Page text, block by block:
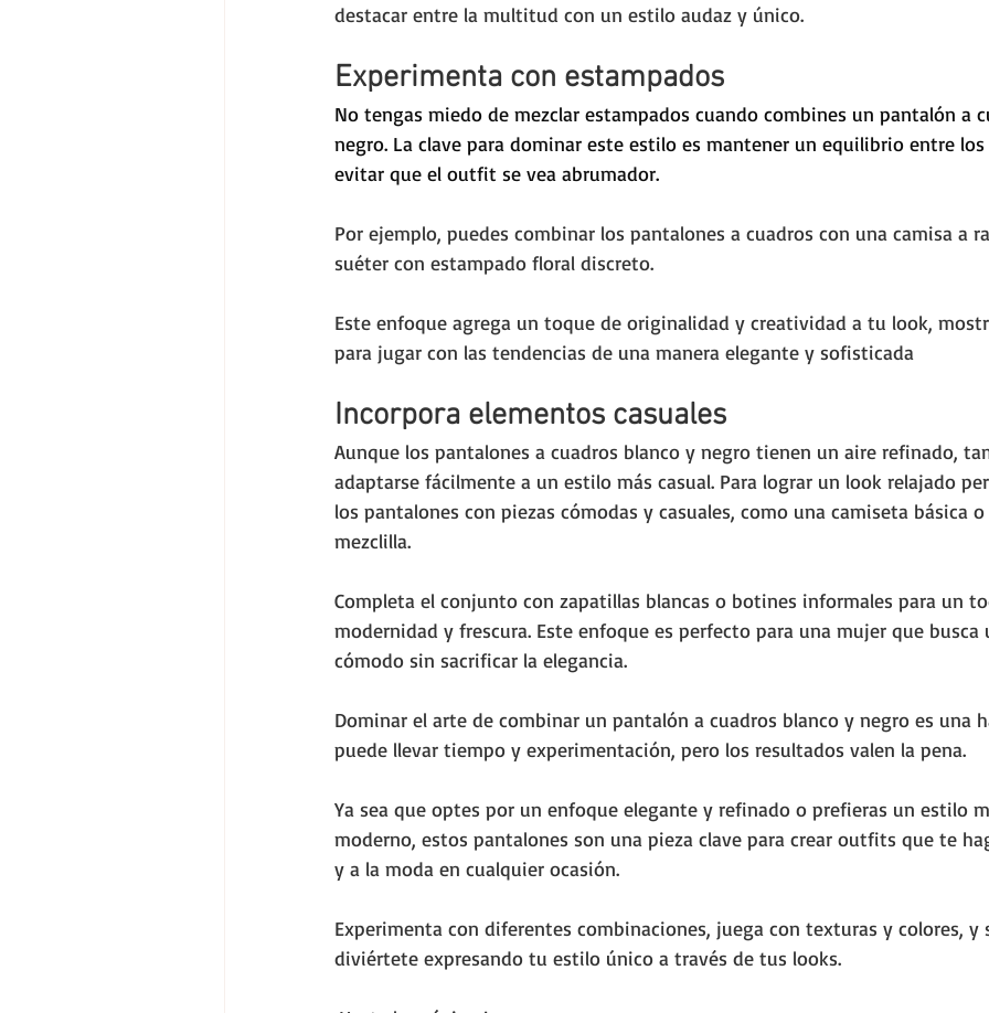
destacar entre la multitud con un estilo audaz y único.
Experimenta con estampados
No tengas miedo de mezclar estampados cuando combines un pantalón a
negro. La clave para dominar este estilo es mantener un equilibrio entre
evitar que el outfit se vea abrumador.
Por ejemplo, puedes combinar los pantalones a cuadros con una camisa a
suéter con estampado floral discreto.
Este enfoque agrega un toque de originalidad y creatividad a tu look,
para jugar con las tendencias de una manera elegante y sofisticada
Incorpora elementos casuales
Aunque los pantalones a cuadros blanco y negro tienen un aire refinado,
adaptarse fácilmente a un estilo más casual. Para lograr un look relajado
los pantalones con piezas cómodas y casuales, como una camiseta básica
mezclilla.
Completa el conjunto con zapatillas blancas o botines informales para un
modernidad y frescura. Este enfoque es perfecto para una mujer que
cómodo sin sacrificar la elegancia.
Dominar el arte de combinar un pantalón a cuadros blanco y negro es una
puede llevar tiempo y experimentación, pero los resultados valen la pena.
Ya sea que optes por un enfoque elegante y refinado o prefieras un estilo
moderno, estos pantalones son una pieza clave para crear outfits que te
y a la moda en cualquier ocasión.
Experimenta con diferentes combinaciones, juega con texturas y colores,
diviértete expresando tu estilo único a través de tus looks.